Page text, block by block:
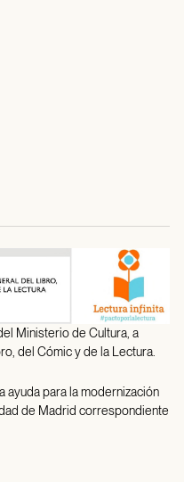
Ministerio de Cultura, a
del Cómic y de la Lectura.
ayuda para la modernización
de Madrid correspondiente